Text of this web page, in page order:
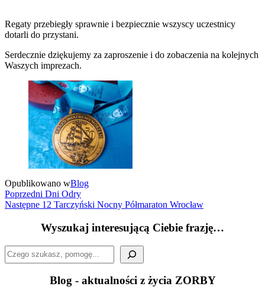
Regaty przebiegły sprawnie i bezpiecznie wszyscy uczestnicy
dotarli do przystani.
Serdecznie dziękujemy za zaproszenie i do zobaczenia na kolejnych
Waszych imprezach.
Opublikowano wBlog
Nawigacja
wpisu
Poprzedni
wpis
Poprzedni Dni Odry
Następny
Następne 12 Tarczyński Nocny Półmaraton Wrocław
Wyszukaj interesującą Ciebie frazję…
Szukaj
Blog - aktualności z życia ZORBY